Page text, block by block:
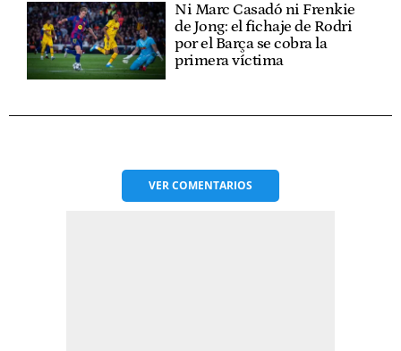
Ni Marc Casadó ni Frenkie
de Jong: el fichaje de Rodri
por el Barça se cobra la
primera víctima
VERCOMENTARIOS